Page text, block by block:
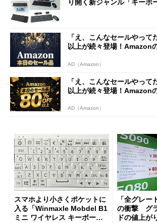
り開く新ジャンル「キーボ
「え、こんなセールやって
以上が続々登場！Amazon
AD（Amazon）
「え、こんなセールやって
以上が続々登場！Amazon
AD（Amazon）
スマホより小さくポケットに
入る「Winmaxle Mobdel B1
ミニ ワイヤレス キーボー
「全グレー
の衝撃 グ
ドの値上が